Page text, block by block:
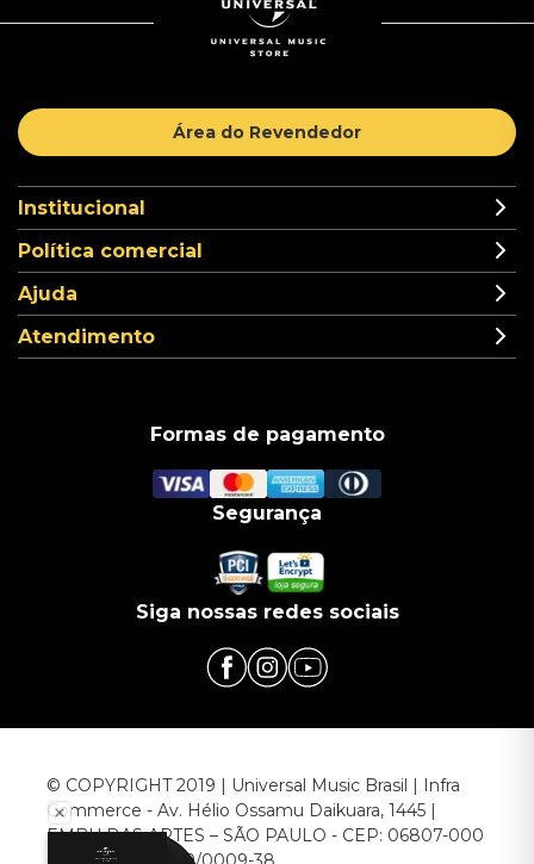
Área do Revendedor
Institucional
Política comercial
Ajuda
Atendimento
Formas de pagamento
Segurança
Siga nossas redes sociais
© COPYRIGHT 2019 | Universal Music Brasil | Infra
Commerce - Av. Hélio Ossamu Daikuara, 1445 |
EMBU DAS ARTES – SÃO PAULO - CEP: 06807-000